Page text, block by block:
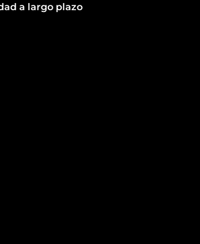
a largo plazo